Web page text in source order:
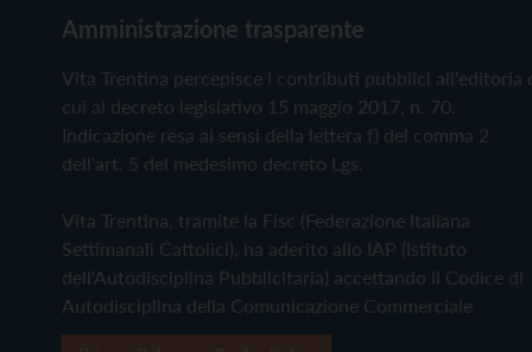
Amministrazione trasparente
Vita Trentina percepisce i contributi pubblici all'editoria
cui al decreto legislativo 15 maggio 2017, n. 70.
Indicazione resa ai sensi della lettera f) del comma 2
dell'art. 5 del medesimo decreto Lgs.
Vita Trentina, tramite la Fisc (Federazione Italiana
Settimanali Cattolici), ha aderito allo IAP (Istituto
dell'Autodisciplina Pubblicitaria) accettando il Codice di
Autodisciplina della Comunicazione Commerciale